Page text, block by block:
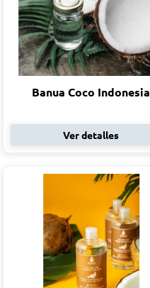
Banua Coco Indonesia
Ver detalles